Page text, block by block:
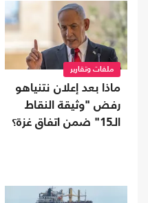
ملفات وتقارير
ماذا بعد إعلان نتنياهو
رفض "وثيقة النقاط
الـ15" ضمن اتفاق غزة؟